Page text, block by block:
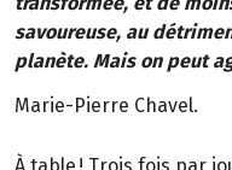
savoureuse, au
planète. Mais on peut
Marie-Pierre Chavel.